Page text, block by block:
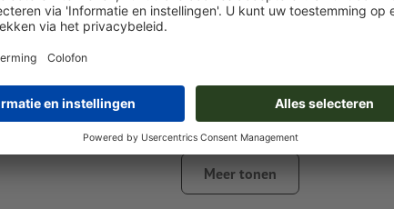
naam van de staal: "Laser"
kleurtype: steunkleur
kleurwaarde: naar keuze
Aanwijzing: Deze "kleur" is alleen bedoeld voor
het is geen gekleurd ingegraveerd motief
Het drukklare pdf-bestand mag alleen vectoren
afbeeldingen en -templates zijn niet geschikt
Meer tonen